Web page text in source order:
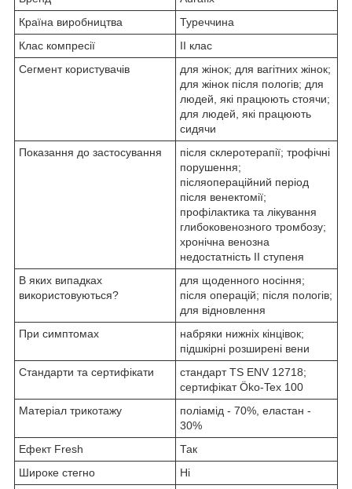
Країна виробництва
Туреччина
Клас компресії
II клас
Сегмент користувачів
для жінок; для вагітних жінок;
для жінок після пологів; для
людей, які працюють стоячи;
для людей, які працюють
сидячи
Показання до застосування
після склеротерапії; трофічні
порушення;
післяопераційний період
після венектомії;
профілактика та лікування
глибоковенозного тромбозу;
хронічна венозна
недостатність II ступеня
В яких випадках
використовуються?
для щоденного носіння;
після операцій; після пологів;
для відновлення
При симптомах
набряки нижніх кінцівок;
підшкірні розширені вени
Стандарти та сертифікати
стандарт TS ENV 12718;
сертифікат Öko-Tex 100
Матеріал трикотажу
поліамід - 70%, еластан -
30%
Ефект Fresh
Так
Широке стегно
Ні